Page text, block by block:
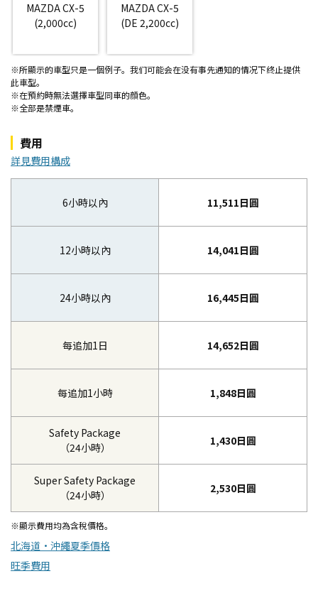
MAZDA CX-5
(2,000cc)
MAZDA CX-5
(DE 2,200cc)
※所顯示的車型只是一個例子。我们可能会在没有事先通知的情况下终止提供
此車型。
※在預約時無法選擇車型同車的顔色。
※全部是禁煙車。
費用
詳見費用構成
6小時以內
12小時以內
24小時以內
每追加1日
每追加1小時
Safety Package
（24小時）
Super Safety Package
（24小時）
11,511日圓
14,041日圓
16,445日圓
14,652日圓
1,848日圓
1,430日圓
2,530日圓
※顯示費用均為含稅價格。
北海道・沖繩夏季價格
旺季費用